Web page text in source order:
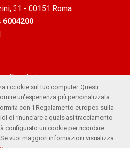
31 - 00151 Roma
6004200
Fornitori
Stampa
Trasparente
i cookie sul tuo computer. Questi
un'esperienza più personalizzata
con il Regolamento europeo sulla
di rinunciare a qualsiasi tracciamento
configurato un cookie per ricordare
vuoi maggiori informazioni visualizza